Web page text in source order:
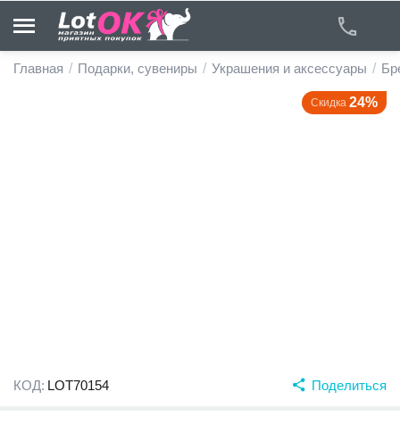
Главная / Подарки, сувениры / Украшения и аксессуары /
Скидка 24%
КОД: LOT70154 Поделиться